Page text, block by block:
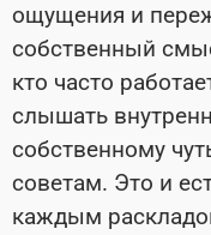
ощущения и
собственный
кто часто
слышать
собственному
советам. Это и
каждым